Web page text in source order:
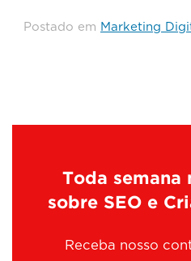
Postado em Marketing
Toda semana
sobre SEO e
Receba nosso